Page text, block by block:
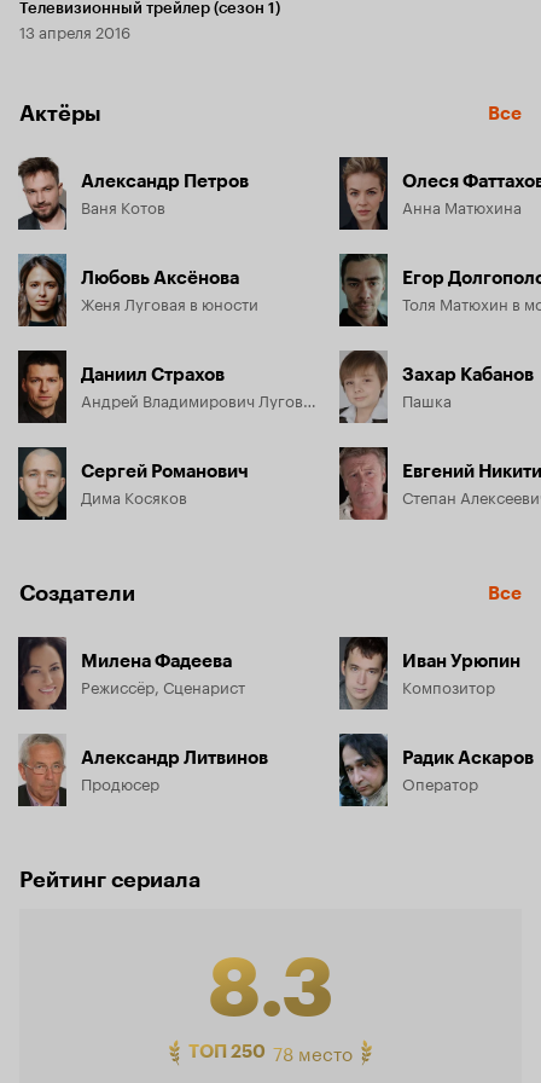
Телевизионный трейлер (сезон 1)
13 апреля 2016
Актёры Все
Александр Петров
Ваня Котов
Любовь Аксёнова
Женя Луговая в юности
Даниил Страхов
Сергей Романович
Дима Косяков
Олеся
Анна Матюхина
Егор
Толя Матюхин в
Захар Кабанов
Пашка
Евгений
Степан
Создатели Все
Милена Фадеева
Режиссёр, Сценарист
Александр Литвинов
Продюсер
Иван Урюпин
Композитор
Радик Аскаров
Оператор
Рейтинг сериала
8.3
Рейтинг
ТОП 250 78 место